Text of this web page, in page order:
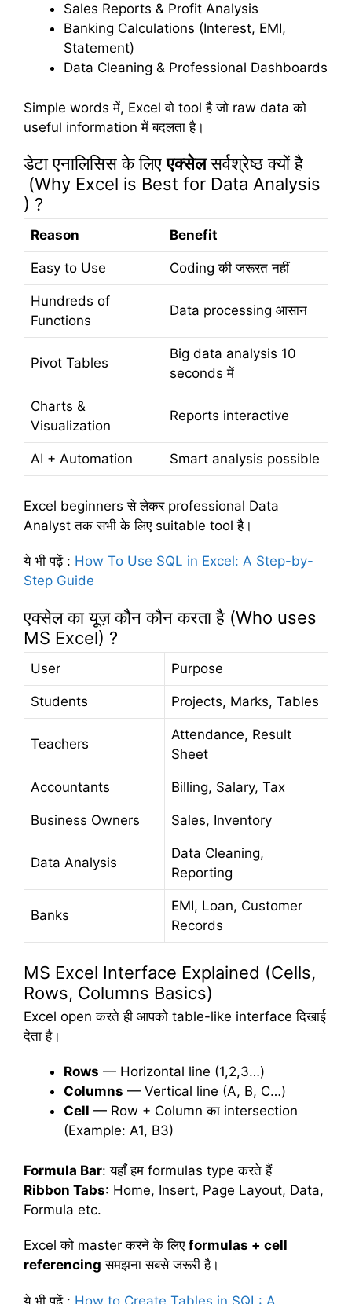
Sales Reports & Profit Analysis
Banking Calculations (Interest, EMI,
Statement)
Data Cleaning & Professional Dashboards
Simple words में, Excel वो tool है जो raw data को
useful information में बदलता है।
डेटा एनालिसिस के लिएएक्सेलसर्वश्रेष्ठ क्यों है
(Why Excel is Best for Data Analysis
) ?
Reason Benefit
Easy to Use Coding की जरूरत नहीं
Hundreds of
Functions
Data processing आसान
Pivot Tables
Big data analysis 10
seconds में
Charts &
Visualization
Reports interactive
AI + Automation Smart analysis possible
Excel beginners से लेकर professional Data
Analyst तक सभी के लिए suitable tool है।
ये भी पढ़ें : How To Use SQL in Excel: A Step-by-
Step Guide
एक्सेल का यूज़ कौन कौन करता है (Who uses
MS Excel) ?
User Purpose
Students Projects, Marks, Tables
Teachers
Attendance, Result
Sheet
Accountants Billing, Salary, Tax
Business Owners Sales, Inventory
Data Analysis
Data Cleaning,
Reporting
Banks
EMI, Loan, Customer
Records
MS Excel Interface Explained (Cells,
Rows, Columns Basics)
Excel open करते ही आपको table-like interface दिखाई
देता है।
Rows — Horizontal line (1,2,3…)
Columns — Vertical line (A, B, C…)
Cell — Row + Column का intersection
(Example: A1, B3)
Formula Bar: यहाँ हम formulas type करते हैं
Ribbon Tabs: Home, Insert, Page Layout, Data,
Formula etc.
Excel को master करने के लिए formulas + cell
referencing समझना सबसे जरूरी है।
ये भी पढ़ें : How to Create Tables in SQL: A